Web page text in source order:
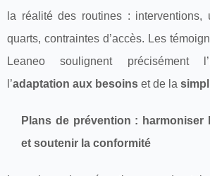
la réalité des routines : interventions,
quarts, contraintes d’accès. Les
Leaneo soulignent précisément
l’adaptation aux besoins et de la
Plans de prévention : harmoniser
et soutenir la conformité